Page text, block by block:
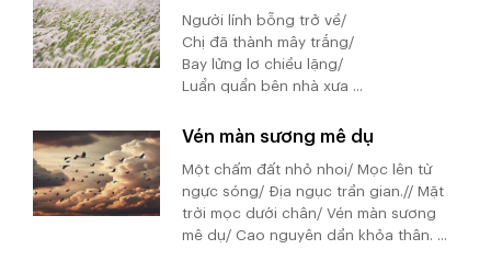
Người lính bỗng trở về/
Chị đã thành mây trắng/
Bay lửng lơ chiều lặng/
Luẩn quẩn bên nhà xưa ...
Vén màn sương mê dụ
Một chấm đất nhỏ nhoi/ Mọc lên từ
ngực sóng/ Địa ngục trần gian.// Mặt
trời mọc dưới chân/ Vén màn sương
mê dụ/ Cao nguyên dần khỏa thân. ...